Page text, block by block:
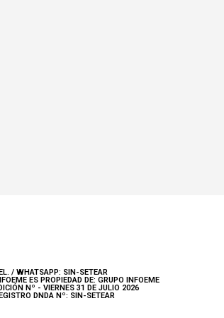
/ WHATSAPP: SIN-SETEAR
ES PROPIEDAD DE: GRUPO INFOEME
Nº - VIERNES 31 DE JULIO 2026
DNDA Nº: SIN-SETEAR